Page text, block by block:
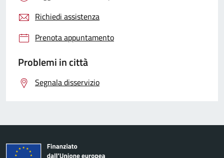
Richiedi assistenza
Prenota appuntamento
Problemi in città
Segnala disservizio